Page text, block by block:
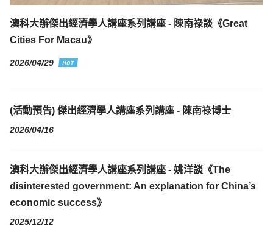
澳科大辦傑出經濟學人講座系列講座 - 陳南祿談《Great
Cities For Macau》
2026/04/29
(活動預告) 傑出經濟學人講座系列講座 - 陳南祿博士
2026/04/16
澳科大辦傑出經濟學人講座系列講座 - 姚洋談《The
disinterested government: An explanation for China’s
economic success》
2025/12/12